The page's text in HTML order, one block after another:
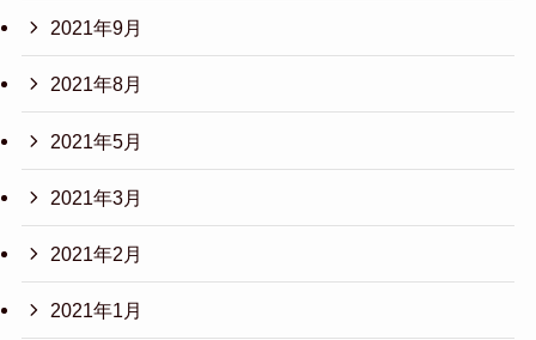
2021年9月
2021年8月
2021年5月
2021年3月
2021年2月
2021年1月